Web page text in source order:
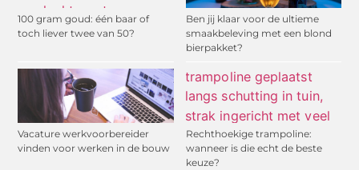
100 gram goud: één baar of
toch liever twee van 50?
Ben jij klaar voor de ultieme
smaakbeleving met een blond
bierpakket?
Vacature werkvoorbereider
vinden voor werken in de bouw
Rechthoekige trampoline:
wanneer is die echt de beste
keuze?